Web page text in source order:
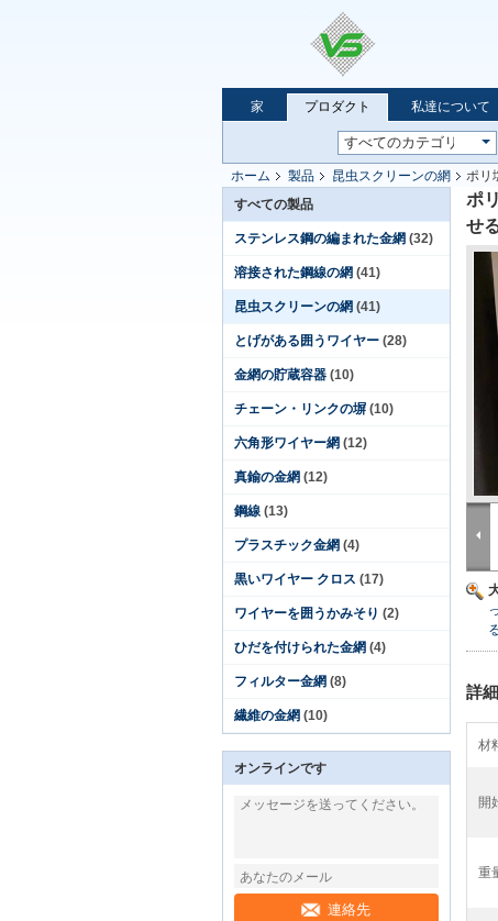
家 プロダクト 私達について
ホーム 製品 昆虫スクリーンの網
ポリ
すべての製品
ステンレス鋼の編まれた金網 (32)
溶接された鋼線の網 (41)
昆虫スクリーンの網 (41)
とげがある囲うワイヤー (28)
金網の貯蔵容器 (10)
チェーン・リンクの塀 (10)
六角形ワイヤー網 (12)
真鍮の金網 (12)
鋼線 (13)
プラスチック金網 (4)
黒いワイヤー クロス (17)
ワイヤーを囲うかみそり (2)
ひだを付けられた金網 (4)
フィルター金網 (8)
繊維の金網 (10)
オンラインです
連絡先
ポ
せ
詳
材
開
重